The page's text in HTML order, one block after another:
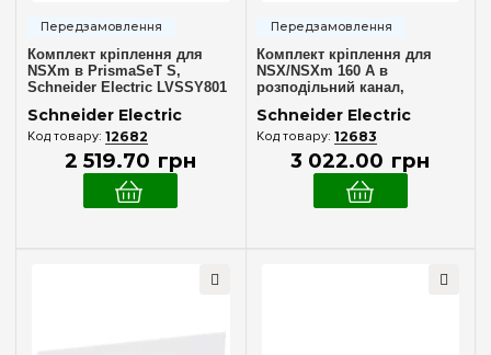
Комплект кріплення для
NSXm в PrismaSeT S,
Schneider Electric LVSSY801
Schneider Electric
12682
2 519.70 грн
Комплект кріплення для
NSX/NSXm 160 А в
розподільний канал,
Schneider Electric
12683
3 022.00 грн